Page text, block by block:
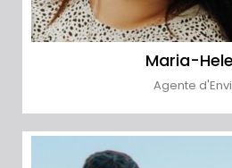
Maria-
Agente